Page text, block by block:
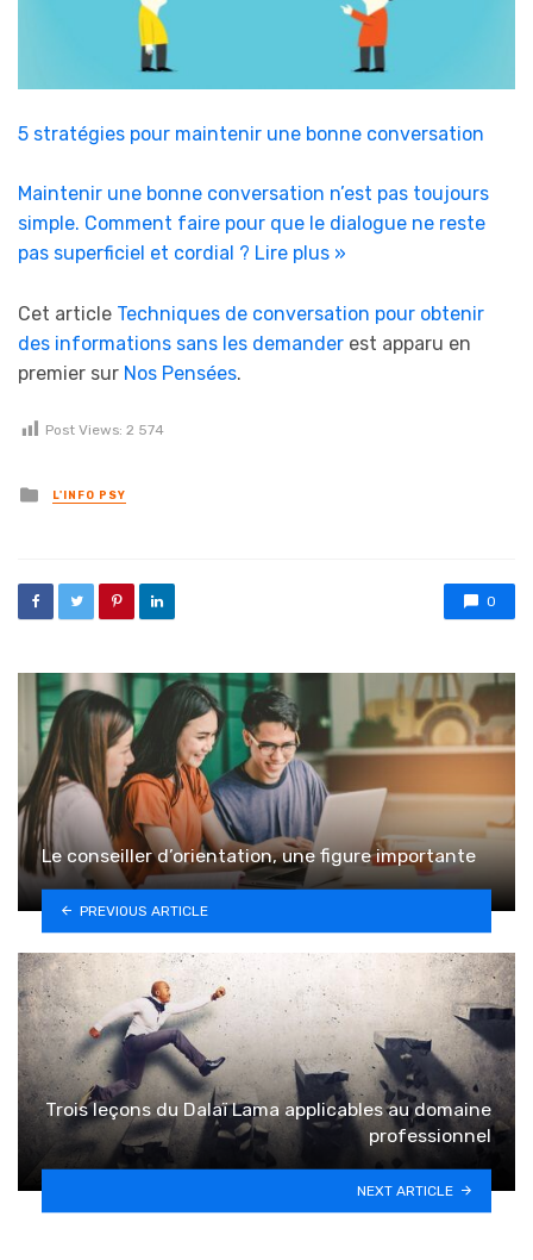
5 stratégies pour maintenir une bonne conversation
Maintenir une bonne conversation n’est pas toujours
simple. Comment faire pour que le dialogue ne reste
pas superficiel et cordial ? Lire plus »
Cet article Techniques de conversation pour obtenir
des informations sans les demander est apparu en
premier sur Nos Pensées.
Post Views: 2 574
Posted in
L'INFO PSY
0
Le conseiller d’orientation, une figure importante
PREVIOUS ARTICLE
Trois leçons du Dalaï Lama applicables au domaine
professionnel
NEXT ARTICLE